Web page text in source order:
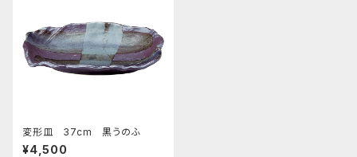
変形皿 37cm 黒うのふ
¥4,500